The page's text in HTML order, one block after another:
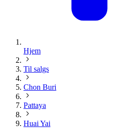
Hjem
Til salgs
Chon Buri
Pattaya
Huai Yai